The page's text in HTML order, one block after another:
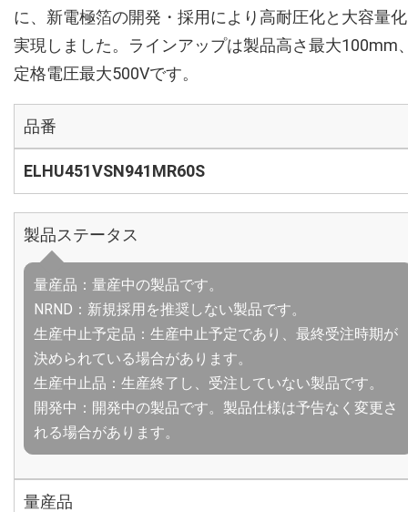
に、新電極箔の開発・採用により高耐圧化と大容量
実現しました。ラインアップは製品高さ最大100mm
定格電圧最大500Vです。
品番
ELHU451VSN941MR60S
製品ステータス
量産品：量産中の製品です。
NRND：新規採用を推奨しない製品です。
生産中止予定品：生産中止予定であり、最終受注時期が
決められている場合があります。
生産中止品：生産終了し、受注していない製品です。
開発中：開発中の製品です。製品仕様は予告なく変更さ
れる場合があります。
量産品